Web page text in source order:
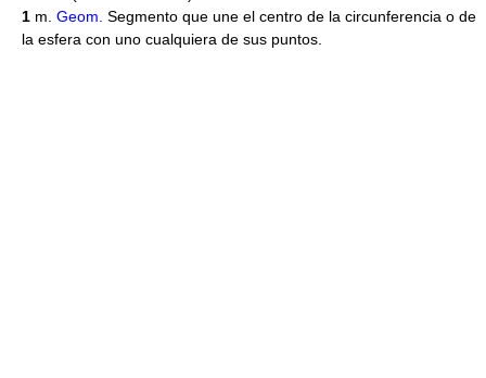
1 m. Geom. Segmento que une el centro de la circunferencia o de
la esfera con uno cualquiera de sus puntos.